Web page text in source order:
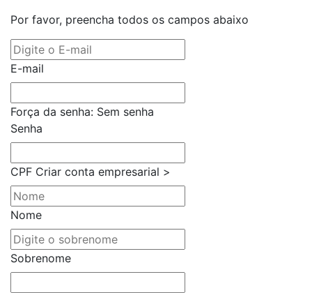
Por favor, preencha todos os campos abaixo
E-mail
Força da senha: Sem senha
Senha
CPF Criar conta empresarial >
Nome
Sobrenome